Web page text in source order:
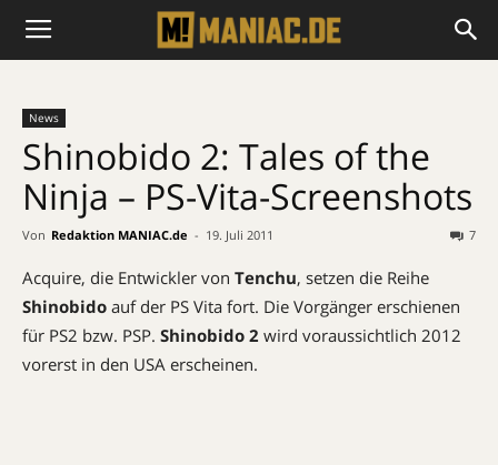
News
Shinobido 2: Tales of the
Ninja – PS-Vita-Screenshots
Von Redaktion MANIAC.de - 19. Juli 2011 7
Acquire, die Entwickler von Tenchu, setzen die Reihe
Shinobido auf der PS Vita fort. Die Vorgänger erschienen
für PS2 bzw. PSP. Shinobido 2 wird voraussichtlich 2012
vorerst in den USA erscheinen.